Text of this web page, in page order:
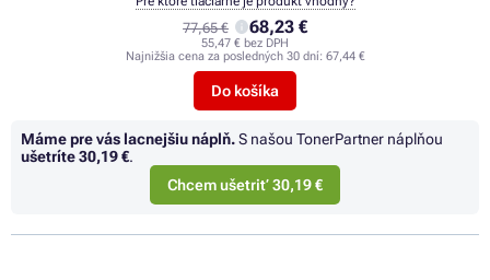
77,65 € 68,23 €
55,47 € bez DPH
Najnižšia cena za posledných 30 dní: 67,44 €
Do košíka
Máme pre vás lacnejšiu náplň.S našou TonerPartner náplňou
ušetríte30,19 €.
Chcem ušetriť 30,19 €